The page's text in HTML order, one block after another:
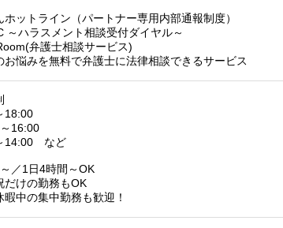
ホットライン（パートナー専用内部通報制度）
～ハラスメント相談受付ダイヤル～
弁護士相談サービス)
悩みを無料で弁護士に法律相談できるサービス
18:00
16:00
14:00 など
／1日4時間～OK
けの勤務もOK
中の集中勤務も歓迎！